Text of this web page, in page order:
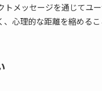
トメッセージを通じてユ
心理的な距離を縮めるこ